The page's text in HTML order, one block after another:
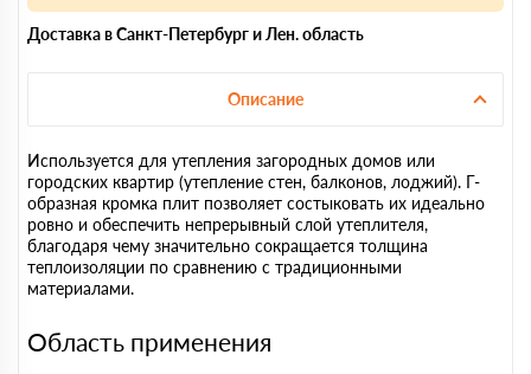
Доставка в Санкт-Петербург и Лен. область
Описание
Используется для утепления загородных домов или
городских квартир (утепление стен, балконов, лоджий). Г-
образная кромка плит позволяет состыковать их идеально
ровно и обеспечить непрерывный слой утеплителя,
благодаря чему значительно сокращается толщина
теплоизоляции по сравнению с традиционными
материалами.
Область применения